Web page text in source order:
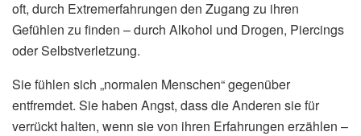
oft, durch Extremerfahrungen den Zugang zu ihren
Gefühlen zu finden – durch Alkohol und Drogen, Piercings
oder Selbstverletzung.
Sie fühlen sich „normalen Menschen“ gegenüber
entfremdet. Sie haben Angst, dass die Anderen sie für
verrückt halten, wenn sie von ihren Erfahrungen erzählen –